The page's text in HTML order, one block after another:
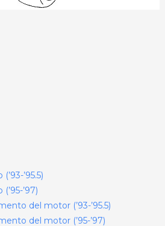
’95.5)
’97)
del motor (’93-’95.5)
del motor (’95-’97)